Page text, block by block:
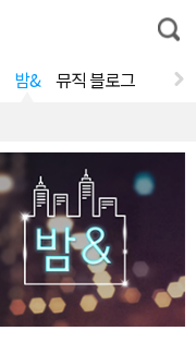
통
합
밤& 뮤직 블로그